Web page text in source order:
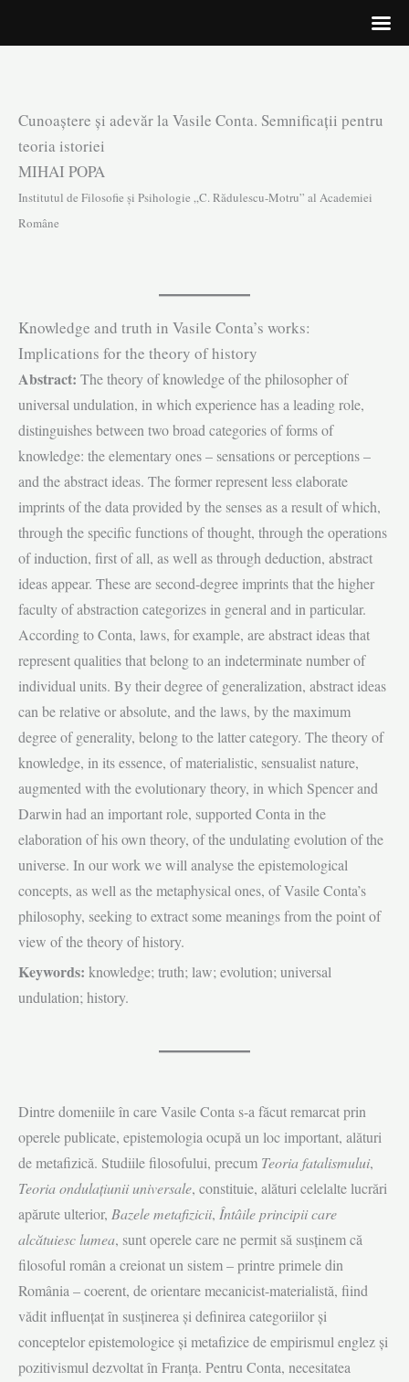
Skip
content
Cunoaştere şi adevăr la Vasile Conta. Semnificații pentru
teoria istoriei
MIHAI POPA
Institutul de Filosofie și Psihologie „C. Rădulescu-Motru” al Academiei
Române
Knowledge and truth in Vasile Conta’s works:
Implications for the theory of history
Abstract: The theory of knowledge of the philosopher of
universal undulation, in which experience has a leading role,
distinguishes between two broad categories of forms of
knowledge: the elementary ones – sensations or perceptions –
and the abstract ideas. The former represent less elaborate
imprints of the data provided by the senses as a result of which,
through the specific functions of thought, through the operations
of induction, first of all, as well as through deduction, abstract
ideas appear. These are second-degree imprints that the higher
faculty of abstraction categorizes in general and in particular.
According to Conta, laws, for example, are abstract ideas that
represent qualities that belong to an indeterminate number of
individual units. By their degree of generalization, abstract ideas
can be relative or absolute, and the laws, by the maximum
degree of generality, belong to the latter category. The theory of
knowledge, in its essence, of materialistic, sensualist nature,
augmented with the evolutionary theory, in which Spencer and
Darwin had an important role, supported Conta in the
elaboration of his own theory, of the undulating evolution of the
universe. In our work we will analyse the epistemological
concepts, as well as the metaphysical ones, of Vasile Conta’s
philosophy, seeking to extract some meanings from the point of
view of the theory of history.
Keywords: knowledge; truth; law; evolution; universal
undulation; history.
Dintre domeniile în care Vasile Conta s-a făcut remarcat prin
operele publicate, epistemologia ocupă un loc important, alături
de metafizică. Studiile filosofului, precum Teoria fatalismului,
Teoria ondulaţiunii universale, constituie, alături celelalte lucrări
apărute ulterior, Bazele metafizicii, Întâile principii care
alcătuiesc lumea, sunt operele care ne permit să susţinem că
filosoful român a creionat un sistem – printre primele din
România – coerent, de orientare mecanicist-materialistă, fiind
vădit influenţat în susţinerea şi definirea categoriilor şi
conceptelor epistemologice și metafizice de empirismul englez şi
pozitivismul dezvoltat în Franţa. Pentru Conta, necesitatea